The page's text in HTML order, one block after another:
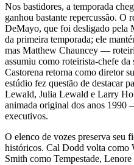
Nos bastidores, a temporada
ganhou bastante repercussão.
DeMayo, que foi desligado pela
da primeira temporada; ele
mas Matthew Chauncey —
assumiu como roteirista-chefe da
Castorena retorna como diretor
estúdio fez questão de destacar
Lewald, Julia Lewald e Larry
animada original dos anos 1990
executivos.
O elenco de vozes preserva seu
históricos. Cal Dodd volta como
Smith como Tempestade,